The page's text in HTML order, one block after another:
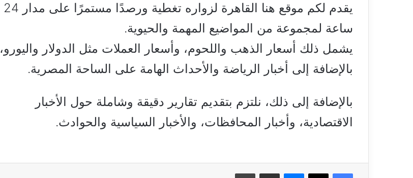
يقدم لكم موقع هنا القاهرة لزواره تغطية ورصدًا مستمرًا على مدار 24
ساعة لمجموعة من المواضيع المهمة والحيوية.
يشمل ذلك أسعار الذهب واللحوم، وأسعار العملات مثل الدولار واليورو،
بالإضافة إلى أخبار الرياضة والأحداث الهامة على الساحة المصرية.
بالإضافة إلى ذلك، نلتزم بتقديم تقارير دقيقة وشاملة حول الأخبار
الاقتصادية، وأخبار المحافظات، والأخبار السياسية والحوادث.
فيسبوك ‫X ماسنجر مشاركة عبر البريد طباعة